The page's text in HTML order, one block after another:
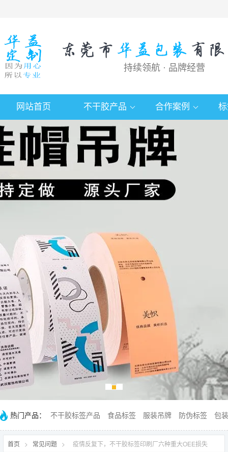
持续领航 · 品牌经营
网站首页 不干胶产品 合作案例
热门产品： 不干胶标签产品 食品标签 服装吊牌 防伪标签 包
首页 > 常见问题 > 疫情反复下，不干胶标签印刷厂六种重大OEE损失